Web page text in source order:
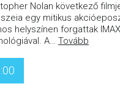
Nolan következő
egy mitikus
helyszínen forgattak
A… Tovább